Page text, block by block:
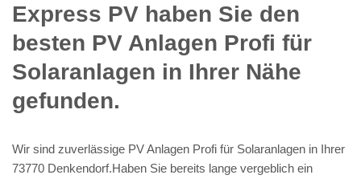
Express PV haben Sie den
besten PV Anlagen Profi für
Solaranlagen in Ihrer Nähe
gefunden.
Wir sind zuverlässige PV Anlagen Profi für Solaranlagen in Ihrer
73770 Denkendorf.Haben Sie bereits lange vergeblich ein